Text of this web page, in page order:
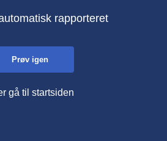
rapporteret
Prøv igen
gå til startsiden